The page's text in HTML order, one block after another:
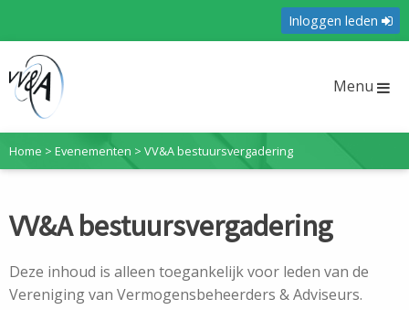
Inloggen leden
Menu
Home > Evenementen > VV&A bestuursvergadering
VV&A bestuursvergadering
Deze inhoud is alleen toegankelijk voor leden van de
Vereniging van Vermogensbeheerders & Adviseurs.